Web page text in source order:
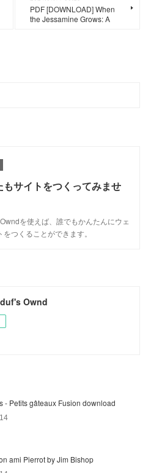
PDF [DOWNLOAD] When
the Jessamine Grows: A
もサイトをつくってみませ
を使えば、誰でもかんたんにウェ
をつくることができます。
Ownd
- Petits gâteaux Fusion download
ami Pierrot by Jim Bishop